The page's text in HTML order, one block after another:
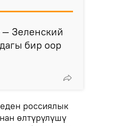
— Зеленский
бир оор
россиялык
өлтүрүлүшү